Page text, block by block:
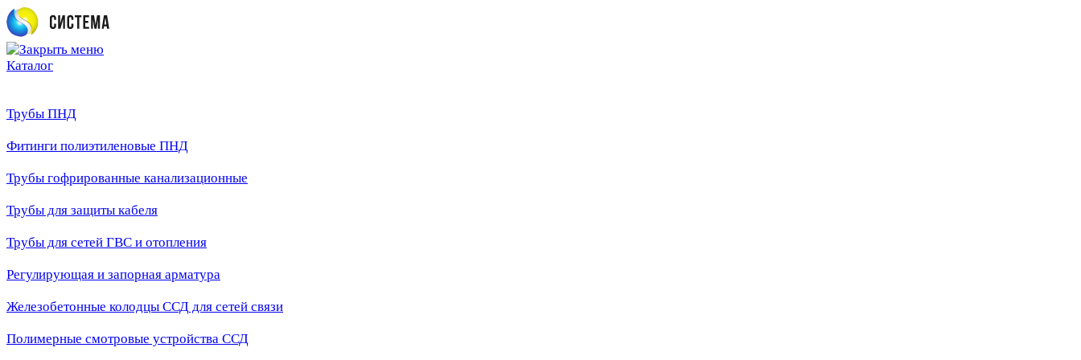
Каталог
Трубы ПНД
Фитинги полиэтиленовые ПНД
Трубы гофрированные канализационные
Трубы для защиты кабеля
Трубы для сетей ГВС и отопления
Регулирующая и запорная арматура
Железобетонные колодцы ССД для сетей связи
Полимерные смотровые устройства ССД